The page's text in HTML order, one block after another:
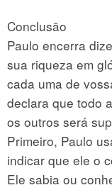
Conclusão
Paulo encerra
sua riqueza em
cada uma de
declara que todo
os outros será
Primeiro, Paulo
indicar que ele o
Ele sabia ou